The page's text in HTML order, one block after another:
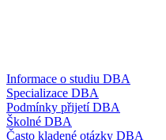
Informace o studiu DBA
Specializace DBA
Podmínky přijetí DBA
Školné DBA
Často kladené otázky DBA